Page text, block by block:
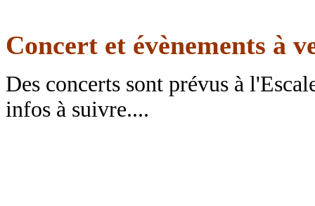
Concert et évènements à
Des concerts sont prévus à
infos à suivre....